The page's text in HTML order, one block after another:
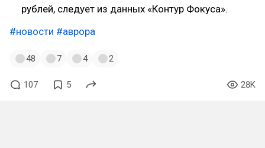
рублей, следует из данных «Контур Фокуса».
#новости #аврора
48 7 4 2
107 5 28K